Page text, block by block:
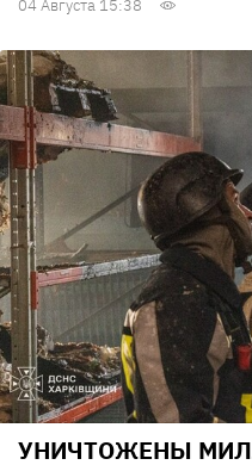
04 Августа 15:38
УНИЧТОЖЕНЫ